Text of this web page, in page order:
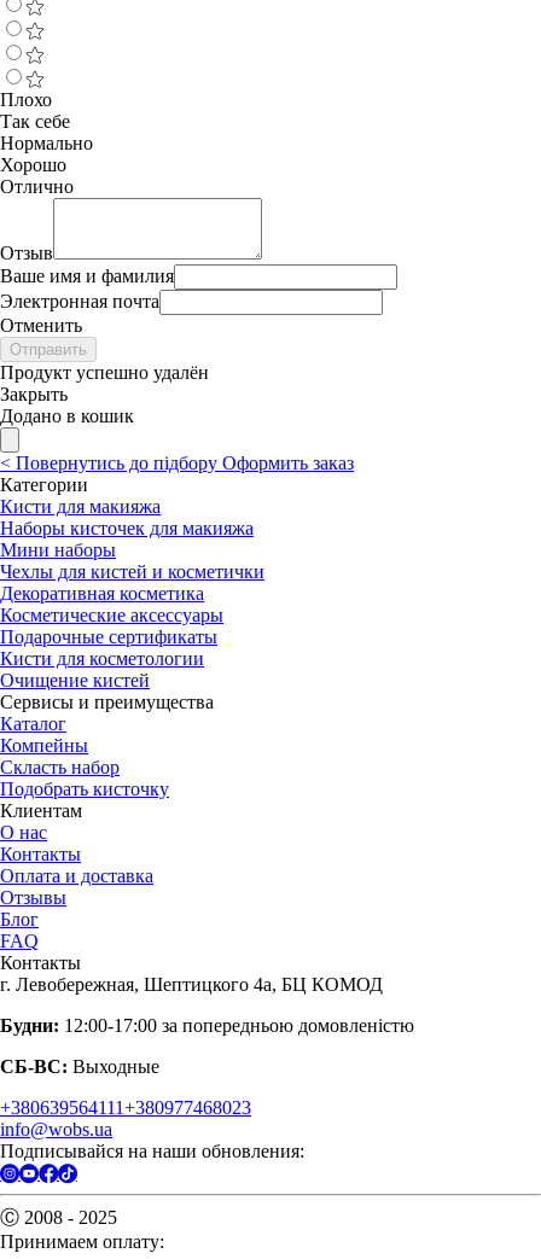
Плохо
Так себе
Нормально
Хорошо
Отлично
Отзыв
Ваше имя и фамилия
Электронная почта
Отменить
Отправить
Продукт успешно удалён
Закрыть
Додано в кошик
< Повернутись до підбору Оформить заказ
Категории
Кисти для макияжа
Наборы кисточек для макияжа
Мини наборы
Чехлы для кистей и косметички
Декоративная косметика
Косметические аксессуары
Подарочные сертификаты
Кисти для косметологии
Очищение кистей
Сервисы и преимущества
Каталог
Компейны
Скласть набор
Подобрать кисточку
Клиентам
О нас
Контакты
Оплата и доставка
Отзывы
Блог
FAQ
Контакты
г. Левобережная, Шептицкого 4а, БЦ КОМОД
Будни: 12:00-17:00 за попередньою домовленістю
СБ-ВС: Выходные
+380639564111+380977468023
info@wobs.ua
Подписывайся на наши обновления:
Ⓒ 2008 - 2025
Принимаем оплату: